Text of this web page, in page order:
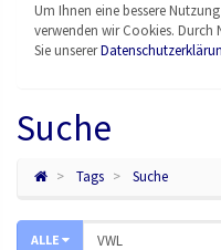
Um Ihnen eine bessere
verwenden wir Cookies. Durch
Sie unserer
Suche
Tags Suche
ALLE